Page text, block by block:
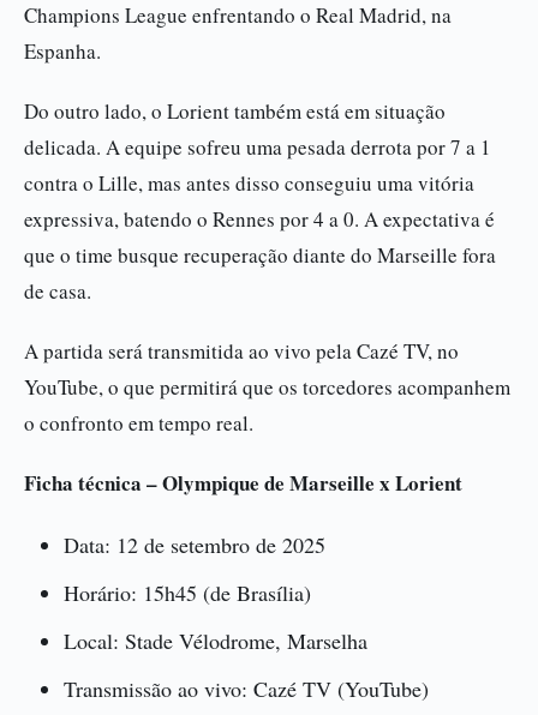
Champions League enfrentando o Real Madrid, na
Espanha.
Do outro lado, o Lorient também está em situação
delicada. A equipe sofreu uma pesada derrota por 7 a 1
contra o Lille, mas antes disso conseguiu uma vitória
expressiva, batendo o Rennes por 4 a 0. A expectativa é
que o time busque recuperação diante do Marseille fora
de casa.
A partida será transmitida ao vivo pela Cazé TV, no
YouTube, o que permitirá que os torcedores acompanhem
o confronto em tempo real.
Ficha técnica – Olympique de Marseille x Lorient
Data: 12 de setembro de 2025
Horário: 15h45 (de Brasília)
Local: Stade Vélodrome, Marselha
Transmissão ao vivo: Cazé TV (YouTube)